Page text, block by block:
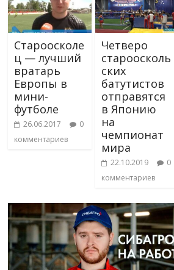
Староосколе
ц — лучший
вратарь
Европы в
мини-
футболе
26.06.2017
0
комментариев
Четверо
староосколь
ских
батутистов
отправятся
в Японию
на
чемпионат
мира
22.10.2019
0
комментариев